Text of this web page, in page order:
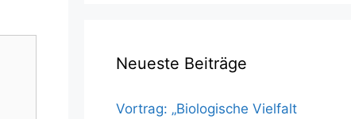
Neueste Beiträge
Vortrag: „Biologische Vielfalt